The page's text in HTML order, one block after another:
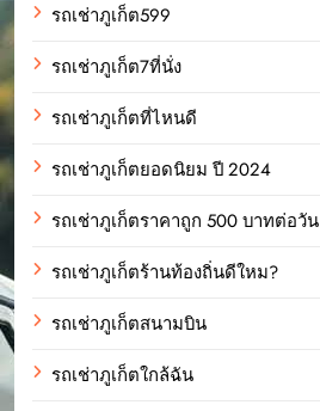
รถเช่าภูเก็ต599
รถเช่าภูเก็ต7ที่นั่ง
รถเช่าภูเก็ตที่ไหนดี
รถเช่าภูเก็ตยอดนิยม ปี 2024
รถเช่าภูเก็ตราคาถูก 500 บาทต่อวัน
รถเช่าภูเก็ตร้านท้องถิ่นดีใหม?
รถเช่าภูเก็ตสนามบิน
รถเช่าภูเก็ตใกล้ฉัน